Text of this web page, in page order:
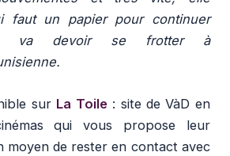
faut un papier pour continuer
va devoir se frotter à
sur La Toile: site de VàD en
qui vous propose leur
moyen de rester en contact avec